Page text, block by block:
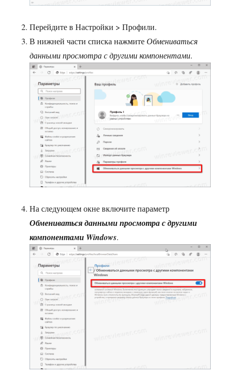
Перейдите в Настройки > Профили.
В нижней части списка нажмитеОбмениваться
данными просмотра с другими компонентами.
На следующем окне включите параметр
Обмениваться данными просмотра с другими
компонентами Windows.